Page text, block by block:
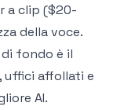
a clip ($20-
della voce.
fondo è il
uffici affollati e
AI.